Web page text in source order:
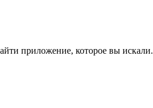
приложение, которое вы искали.